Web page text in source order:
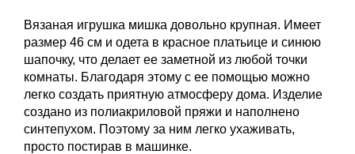
Вязаная игрушка мишка довольно крупная. Имеет
размер 46 см и одета в красное платьице и синюю
шапочку, что делает ее заметной из любой точки
комнаты. Благодаря этому с ее помощью можно
легко создать приятную атмосферу дома. Изделие
создано из полиакриловой пряжи и наполнено
синтепухом. Поэтому за ним легко ухаживать,
просто постирав в машинке.